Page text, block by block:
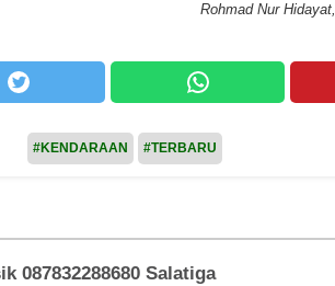
Rohmad Nur Hidayat,
#KENDARAAN #TERBARU
087832288680 Salatiga